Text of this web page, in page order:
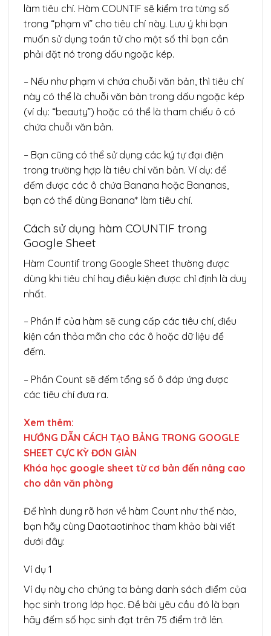
làm tiêu chí. Hàm COUNTIF sẽ kiểm tra từng số
trong “phạm vi” cho tiêu chí này. Lưu ý khi bạn
muốn sử dụng toán tử cho một số thì bạn cần
phải đặt nó trong dấu ngoặc kép.
– Nếu như phạm vi chứa chuỗi văn bản, thì tiêu chí
này có thể là chuỗi văn bản trong dấu ngoặc kép
(ví dụ: “beauty”) hoặc có thể là tham chiếu ô có
chứa chuỗi văn bản.
– Bạn cũng có thể sử dụng các ký tự đại điện
trong trường hợp là tiêu chí văn bản. Ví dụ: để
đếm được các ô chứa Banana hoặc Bananas,
bạn có thể dùng Banana* làm tiêu chí.
Cách sử dụng hàm COUNTIF trong
Google Sheet
Hàm Countif trong Google Sheet thường được
dùng khi tiêu chí hay điều kiện được chỉ định là duy
nhất.
– Phần If của hàm sẽ cung cấp các tiêu chí, điều
kiện cần thỏa mãn cho các ô hoặc dữ liệu để
đếm.
– Phần Count sẽ đếm tổng số ô đáp ứng được
các tiêu chí đưa ra.
Xem thêm:
HƯỚNG DẪN CÁCH TẠO BẢNG TRONG GOOGLE
SHEET CỰC KỲ ĐƠN GIẢN
Khóa học google sheet từ cơ bản đến nâng cao
cho dân văn phòng
Để hình dung rõ hơn về hàm Count như thế nào,
bạn hãy cùng Daotaotinhoc tham khảo bài viết
dưới đây:
Ví dụ 1
Ví dụ này cho chúng ta bảng danh sách điểm của
học sinh trong lớp học. Đề bài yêu cầu đó là bạn
hãy đếm số học sinh đạt trên 75 điểm trở lên.